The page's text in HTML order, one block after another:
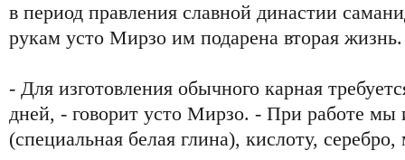
в период правления славной династии
рукам усто Мирзо им подарена вторая жизнь.
- Для изготовления обычного карная
дней, - говорит усто Мирзо. - При работе мы
(специальная белая глина), кислоту,